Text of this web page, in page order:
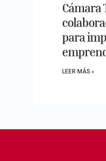
Cámara
para
LEER MÁS »